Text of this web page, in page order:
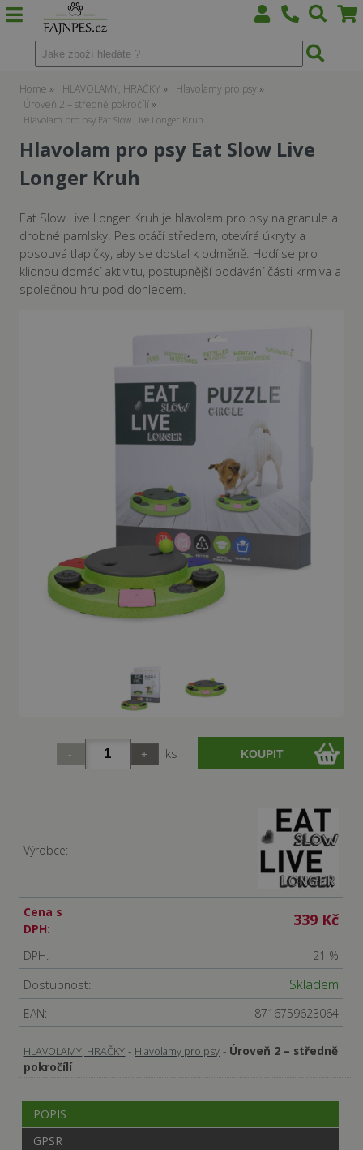
Home HLAVOLAMY, HRAČKY
Hlavolamy pro psy
Úroveň 2 – středně pokročílí
Hlavolam pro psy Eat Slow Live Longer Kruh
Hlavolam pro psy Eat Slow Live
Longer Kruh
Eat Slow Live Longer Kruh je hlavolam pro psy na granule a
drobné pamlsky. Pes otáčí středem, otevírá úkryty a
posouvá tlapičky, aby se dostal k odměně. Hodí se pro
klidnou domácí aktivitu, postupnější podávání části krmiva a
společnou hru pod dohledem.
ks
Výrobce:
Cena s
DPH:
339 Kč
DPH: 21 %
Dostupnost: Skladem
EAN: 8716759623064
HLAVOLAMY, HRAČKY - Hlavolamy pro psy - Úroveň 2 – středně
pokročílí
POPIS
GPSR